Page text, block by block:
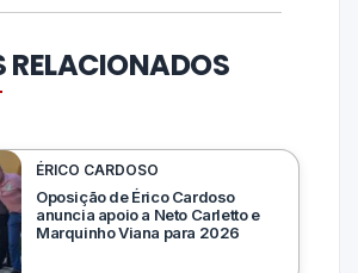
RELACIONADOS
ÉRICO CARDOSO
Oposição de Érico Cardoso
anuncia apoio a Neto Carletto e
Marquinho Viana para 2026